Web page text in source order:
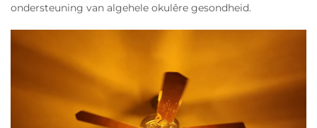
ondersteuning van algehele okulêre gesondheid.